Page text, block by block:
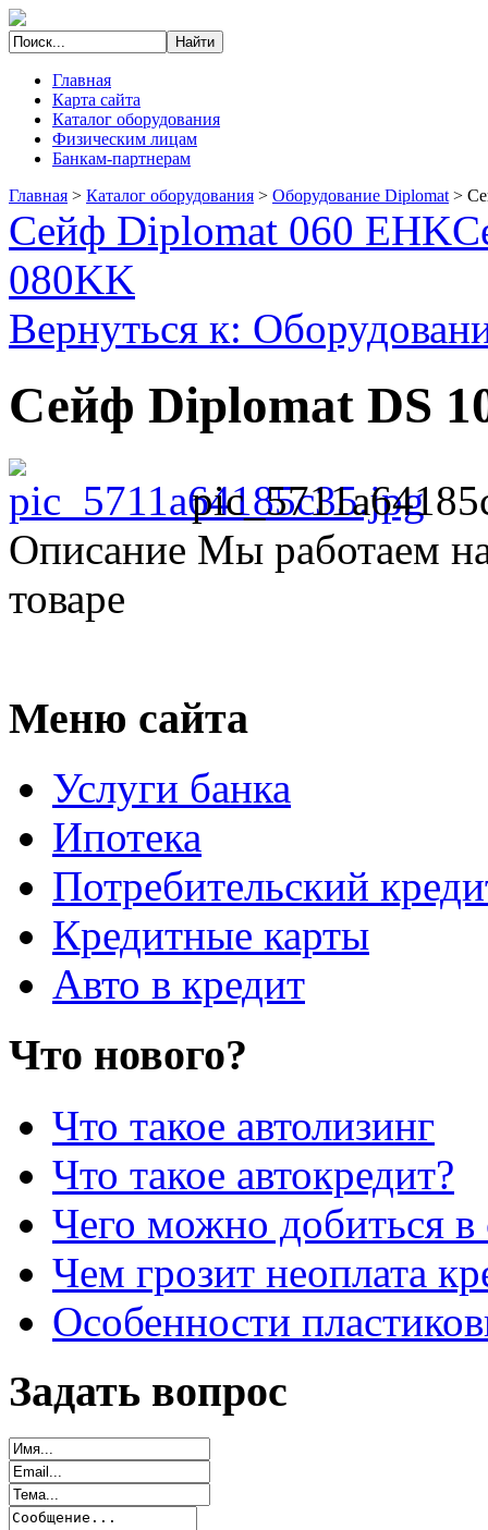
Главная
Карта сайта
Каталог оборудования
Физическим лицам
Банкам-партнерам
Главная > Каталог оборудования > Оборудование Diplomat >
Сейф Diplomat 060 EHK
080KK
Вернуться к:
Сейф Diplomat DS
Описание Мы работаем
товаре
Меню сайта
Услуги банка
Ипотека
Потребительский
Кредитные карты
Авто в кредит
Что нового?
Что такое автолизинг
Что такое автокредит?
Чего можно добиться в
Чем грозит неоплата
Особенности
Задать вопрос